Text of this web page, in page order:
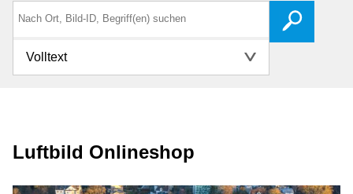
Volltext
Luftbild Onlineshop